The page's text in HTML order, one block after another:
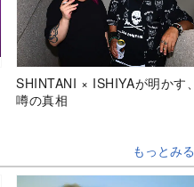
SHINTANI × ISHIYAが明かす、
噂の真相
もっとみる